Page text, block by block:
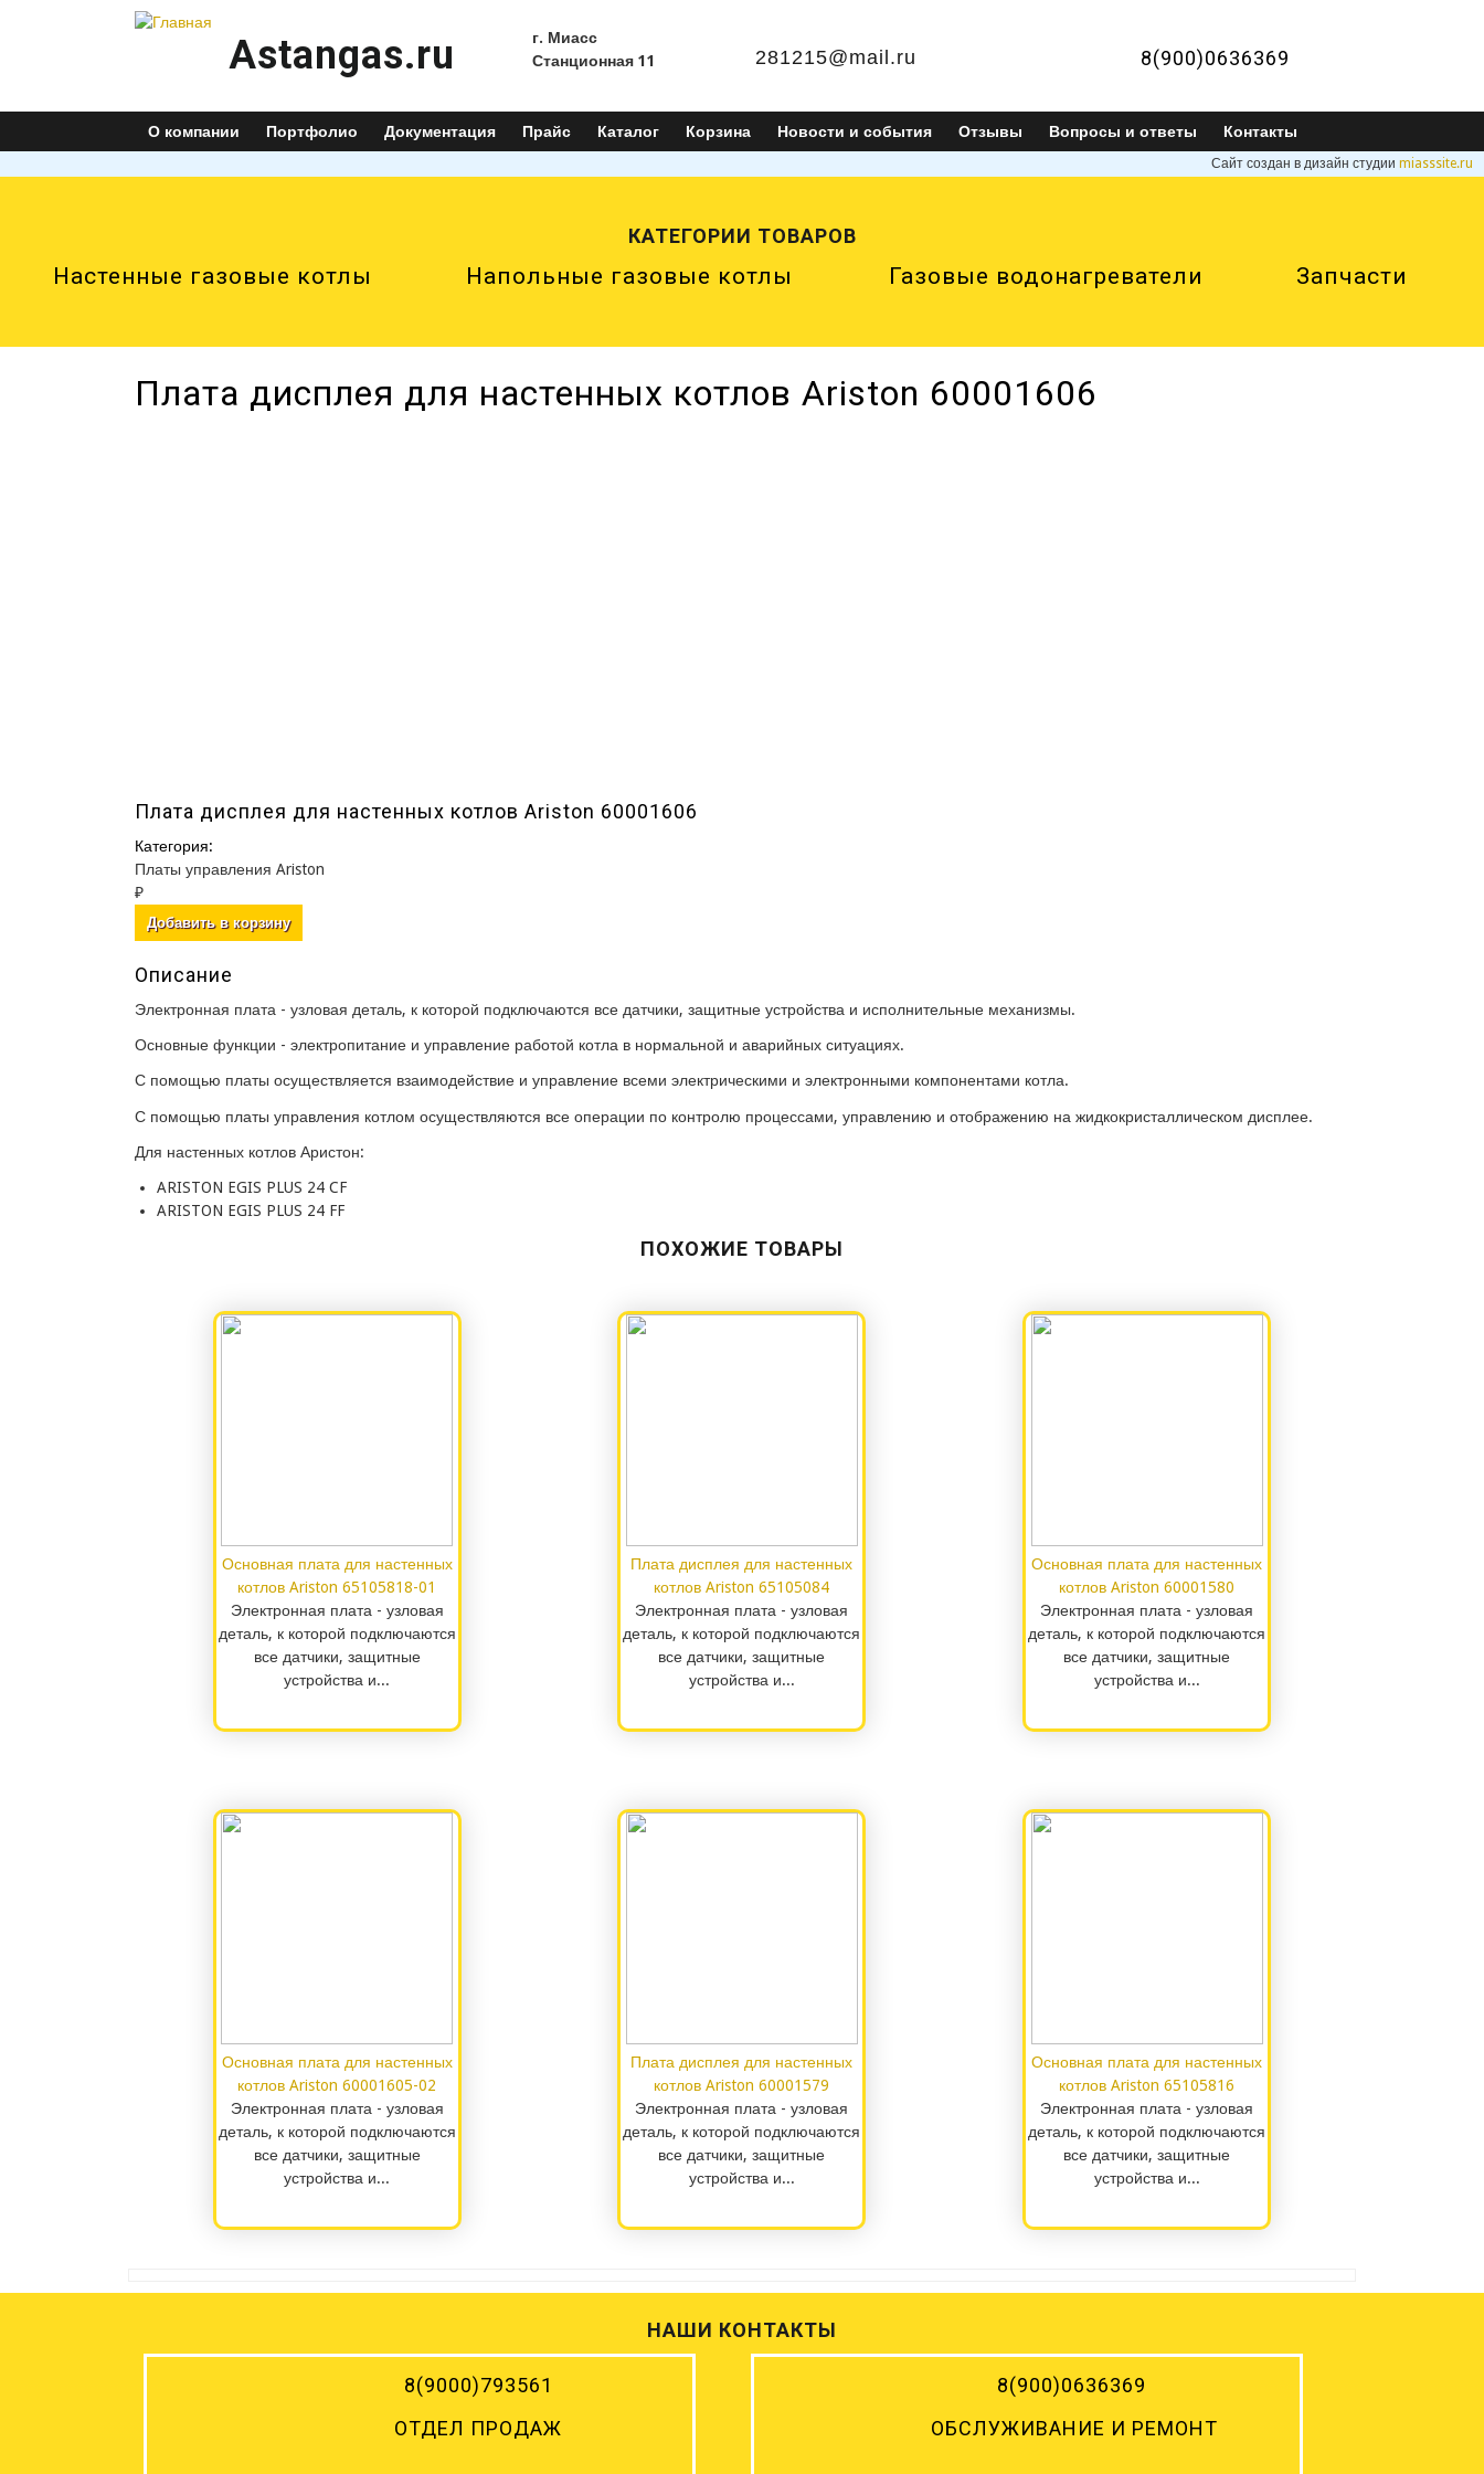
Astangas.ru
г. Миасс
Станционная 11 281215@mail.ru 8(900)0636369
О компании Портфолио Документация Прайс Каталог Корзина Новости и события Отзывы Вопросы и ответы Контакты
Сайт создан в дизайн студии miasssite.ru
КАТЕГОРИИ ТОВАРОВ
Настенные газовые котлы Напольные газовые котлы Газовые водонагреватели Запчасти
Плата дисплея для настенных котлов Ariston 60001606
Плата дисплея для настенных котлов Ariston 60001606
Категория:
Платы управления Ariston
₽
Описание
Электронная плата - узловая деталь, к которой подключаются все датчики, защитные устройства и исполнительные механизмы.
Основные функции - электропитание и управление работой котла в нормальной и аварийных ситуациях.
С помощью платы осуществляется взаимодействие и управление всеми электрическими и электронными компонентами котла.
С помощью платы управления котлом осуществляются все операции по контролю процессами, управлению и отображению на жидкокристаллическом дисплее.
Для настенных котлов Аристон:
ARISTON EGIS PLUS 24 CF
ARISTON EGIS PLUS 24 FF
ПОХОЖИЕ ТОВАРЫ
Основная плата для настенных
котлов Ariston 65105818-01
Электронная плата - узловая
деталь, к которой подключаются
все датчики, защитные
устройства и...
Плата дисплея для настенных
котлов Ariston 65105084
Электронная плата - узловая
деталь, к которой подключаются
все датчики, защитные
устройства и...
Основная плата для настенных
котлов Ariston 60001580
Электронная плата - узловая
деталь, к которой подключаются
все датчики, защитные
устройства и...
Основная плата для настенных
котлов Ariston 60001605-02
Электронная плата - узловая
деталь, к которой подключаются
все датчики, защитные
устройства и...
Плата дисплея для настенных
котлов Ariston 60001579
Электронная плата - узловая
деталь, к которой подключаются
все датчики, защитные
устройства и...
Основная плата для настенных
котлов Ariston 65105816
Электронная плата - узловая
деталь, к которой подключаются
все датчики, защитные
устройства и...
НАШИ КОНТАКТЫ
8(9000)793561
ОТДЕЛ ПРОДАЖ
8(900)0636369
ОБСЛУЖИВАНИЕ И РЕМОНТ